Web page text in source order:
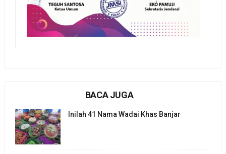
BACA JUGA
Inilah 41 Nama Wadai Khas Banjar